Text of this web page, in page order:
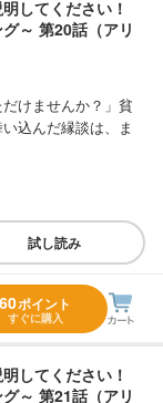
してください！
～ 第20話（アリ
けませんか？」貧
込んだ縁談は、ま
試し読み
60ポイント
すぐに購入
してください！
～ 第21話（アリ